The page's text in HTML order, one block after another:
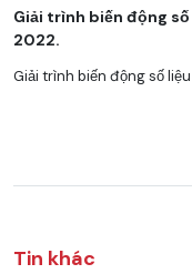
Giải trình biến động
2022.
Giải trình biến động số
Tin khác